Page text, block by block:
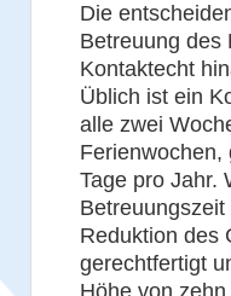
Die
Betreuung des
Kontaktecht
Üblich ist ein
alle zwei
Ferienwochen,
Tage pro Jahr.
Reduktion des
gerechtfertigt